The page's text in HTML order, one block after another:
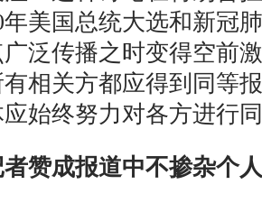
年美国总统大选和新冠
泛传播之时变得空前
相关方都应得到同等
始终努力对各方进行
赞成报道中不掺杂个